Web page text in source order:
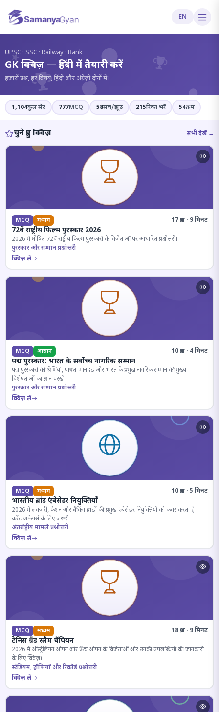
EN
?
UPSC · SSC · Railway · Bank
GK क्विज़ — हिंदी में तैयारी करें
हज़ारों प्रश्न, हर विषय, हिंदी और अंग्रेज़ी दोनों में।
1,104कुल सेट 777MCQ 58सच/झूठ 215रिक्त भरें 54क्रम
चुने हुए क्विज़ सभी देखें →
MCQ मध्यम 17 प्रश्न · 9 मिनट
72वें राष्ट्रीय फिल्म पुरस्कार 2026
2026 में घोषित 72वें राष्ट्रीय फिल्म पुरस्कारों के विजेताओं पर आधारित प्रश्नोत्तरी।
पुरस्कार और सम्मान प्रश्नोत्तरी
क्विज़ लें
MCQ आसान 10 प्रश्न · 4 मिनट
पद्म पुरस्कार: भारत के सर्वोच्च नागरिक सम्मान
पद्म पुरस्कारों की श्रेणियों, पात्रता मानदंड और भारत के प्रमुख नागरिक सम्मान की मुख्य
विशेषताओं का ज्ञान परखें।
पुरस्कार और सम्मान प्रश्नोत्तरी
क्विज़ लें
MCQ मध्यम 10 प्रश्न · 5 मिनट
भारतीय ब्रांड एंबेसेडर नियुक्तियाँ
2026 में लक्जरी, फैशन और बैंकिंग ब्रांडों की प्रमुख एंबेसेडर नियुक्तियों को कवर करता है।
करेंट अफेयर्स के लिए जरूरी।
अंतर्राष्ट्रीय मामले प्रश्नोत्तरी
क्विज़ लें
MCQ मध्यम 18 प्रश्न · 9 मिनट
टेनिस ग्रैंड स्लैम चैंपियन
2026 में ऑस्ट्रेलियन ओपन और फ्रेंच ओपन के विजेताओं और उनकी उपलब्धियों की जानकारी
के लिए क्विज़।
स्टेडियम, ट्रॉफियाँ और रिकॉर्ड प्रश्नोत्तरी
क्विज़ लें